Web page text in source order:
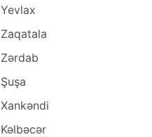
Yevlax
Zaqatala
Zərdab
Şuşa
Xankəndi
Kəlbəcər